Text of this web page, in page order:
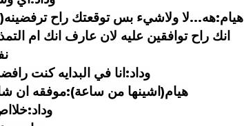
هيام:هه...لا ولاشيء بس توقعتك راح
انك راح توافقين عليه لان عارف انك ام
وداد:انا في البدايه كنت
هيام(اشينها من ساعة):موفقه ان